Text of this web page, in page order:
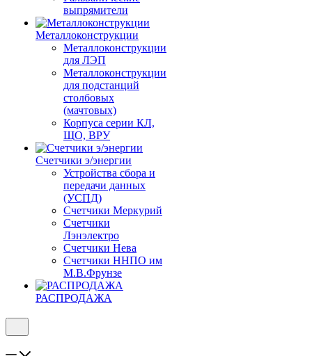
выпрямители
Металлоконструкции
Металлоконструкции
для ЛЭП
Металлоконструкции
для подстанций
столбовых
(мачтовых)
Корпуса серии КЛ,
ЩО, ВРУ
Счетчики э/энергии
Устройства сбора и
передачи данных
(УСПД)
Счетчики Меркурий
Счетчики
Лэнэлектро
Счетчики Нева
Счетчики ННПО им
М.В.Фрунзе
РАСПРОДАЖА